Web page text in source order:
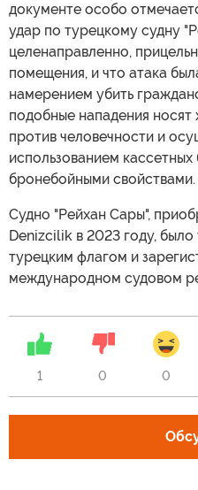
документе особо
удар по турецкому судну
целенаправленно,
помещения, и что атака
намерением убить
подобные нападения носят
против человечности и
использованием
бронебойными свойствами.
Судно "Рейхан Сары",
Denizcilik в 2023 году,
турецким флагом и
международном судовом
1 0 0